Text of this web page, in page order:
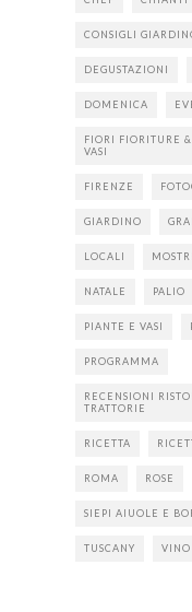
CONSIGLI
DEGUSTAZIONI
DOMENICA
FIORI FIORITURE
VASI
FIRENZE
GIARDINO
LOCALI
NATALE PALIO
PIANTE E VASI
PROGRAMMA
RECENSIONI
TRATTORIE
RICETTA
ROMA ROSE
SIEPI AIUOLE E
TUSCANY VINO